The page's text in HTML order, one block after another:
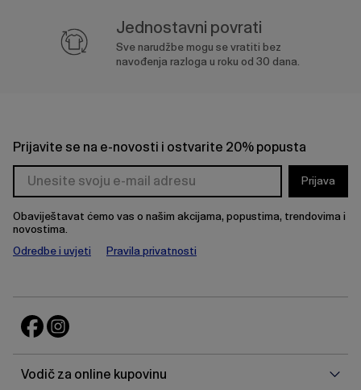
Jednostavni povrati
Sve narudžbe mogu se vratiti bez
navođenja razloga u roku od 30 dana.
Prijavite se na e-novosti i ostvarite 20% popusta
Prijava
Obaviještavat ćemo vas o našim akcijama, popustima, trendovima i
novostima.
Odredbe i uvjeti
Pravila privatnosti
Vodič za online kupovinu